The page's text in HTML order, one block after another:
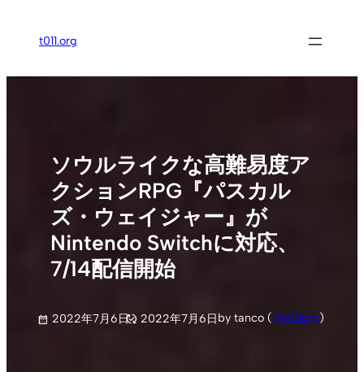
ス
t011.org
ソウルライクな高難易度ア
クションRPG『パスカル
ズ・ウェイジャー』が
Nintendo Switchに対応、
7/14配信開始
2022年7月6日 2022年7月6日by tanco (@t011org)